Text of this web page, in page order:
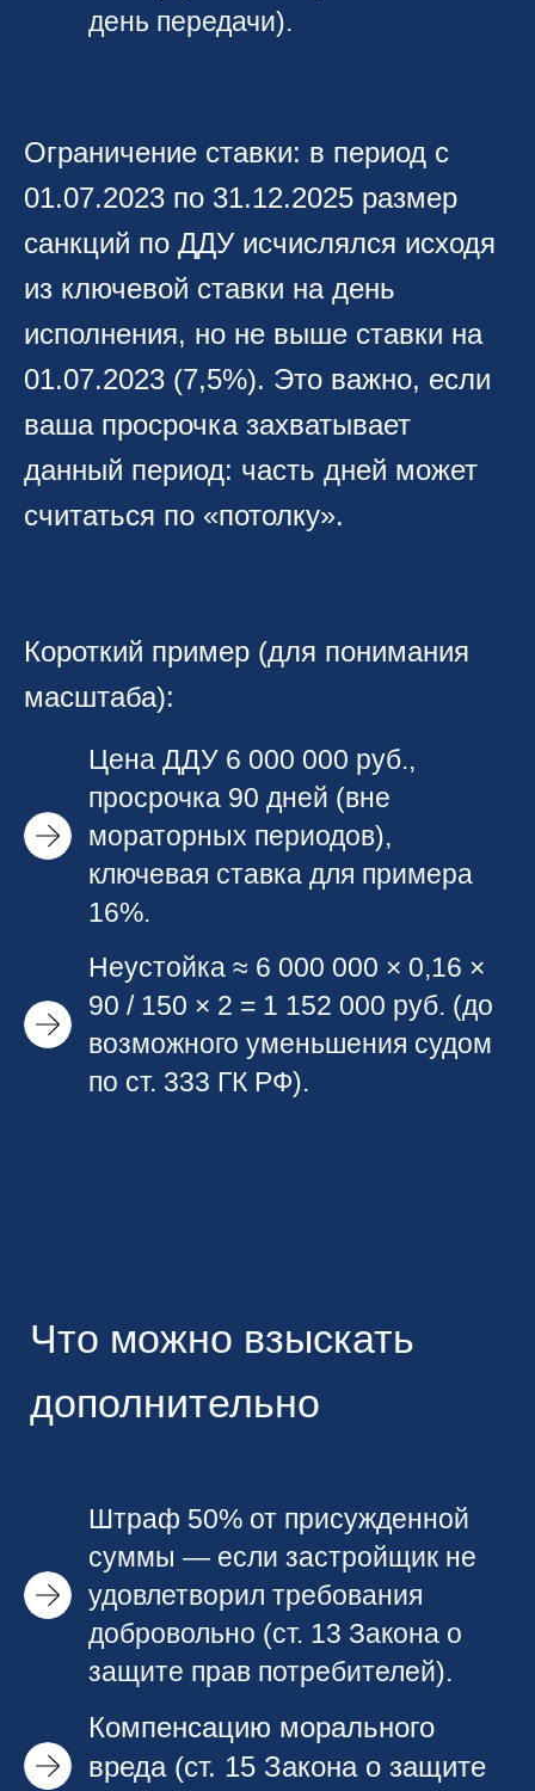
день передачи).
Ограничение ставки: в период с
01.07.2023 по 31.12.2025 размер
санкций по ДДУ исчислялся исходя
из ключевой ставки на день
исполнения, но не выше ставки на
01.07.2023 (7,5%). Это важно, если
ваша просрочка захватывает
данный период: часть дней может
считаться по «потолку».
Короткий пример (для понимания
масштаба):
Цена ДДУ 6 000 000 руб.,
просрочка 90 дней (вне
мораторных периодов),
ключевая ставка для примера
16%.
Неустойка ≈ 6 000 000 × 0,16 ×
90 / 150 × 2 = 1 152 000 руб. (до
возможного уменьшения судом
по ст. 333 ГК РФ).
Что можно взыскать
дополнительно
Штраф 50% от присужденной
суммы — если застройщик не
удовлетворил требования
добровольно (ст. 13 Закона о
защите прав потребителей).
Компенсацию морального
вреда (ст. 15 Закона о защите